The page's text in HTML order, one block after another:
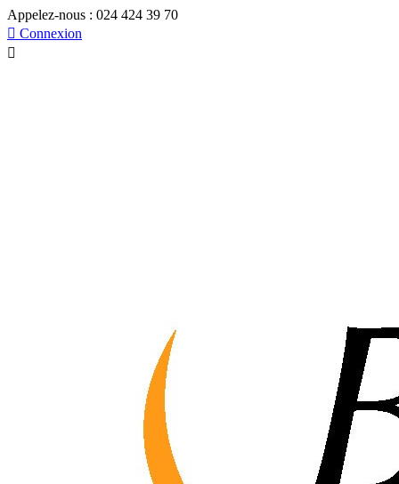
Appelez-nous : 024 424 39 70
 Connexion
